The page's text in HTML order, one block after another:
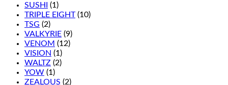
SUSHI
(1)
TRIPLE EIGHT (10)
TSG (2)
VALKYRIE (9)
VENOM (12)
VISION (1)
WALTZ (2)
YOW (1)
ZEALOUS (2)